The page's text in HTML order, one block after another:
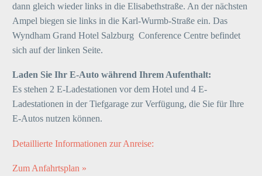
dann gleich wieder links in die Elisabethstraße. An der nächsten
Ampel biegen sie links in die Karl-Wurmb-Straße ein. Das
Wyndham Grand Hotel Salzburg Conference Centre befindet
sich auf der linken Seite.
Laden Sie Ihr E-Auto während Ihrem Aufenthalt:
Es stehen 2 E-Ladestationen vor dem Hotel und 4 E-
Ladestationen in der Tiefgarage zur Verfügung, die Sie für Ihre
E-Autos nutzen können.
Detaillierte Informationen zur Anreise:
Zum Anfahrtsplan »